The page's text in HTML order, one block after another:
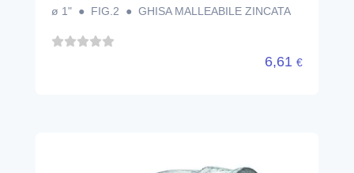
ø 1" ● FIG.2 ● GHISA MALLEABILE ZINCATA
6,61 €